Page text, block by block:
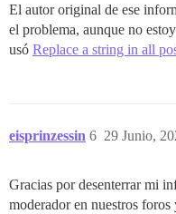
El autor original de ese
el problema, aunque no
usó Replace a string in all
eisprinzessin 29 Junio,
6
Gracias por desenterrar mi
moderador en nuestros foros